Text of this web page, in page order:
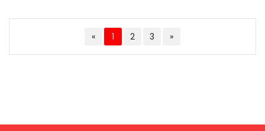
« 1 2 3 »